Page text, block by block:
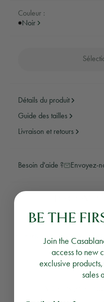
Couleur :
Noir
Détails du produit
Guide des tailles
Livraison et retours
Besoin d'aide ? Envoyez-
Blazer oversize en laine
En solde€625Prix
2 couleurs
BE THE
Join the
access to new
exclusive
sales